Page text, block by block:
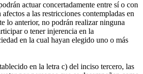
actuar concertadamente entre sí o con
a las restricciones contempladas en
lo anterior, no podrán realizar ninguna
o tener injerencia en la
en la cual hayan elegido uno o más
en la letra c) del inciso tercero, las